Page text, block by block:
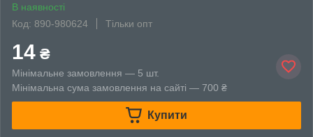
В наявності
Код: 890-980624
Тільки опт
14 ₴
Мінімальне замовлення — 5 шт.
Мінімальна сума замовлення на сайті — 700 ₴
Купити